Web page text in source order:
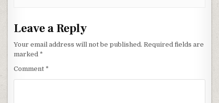
Leave a Reply
Your email address will not be published. Required fields are
marked *
Comment *